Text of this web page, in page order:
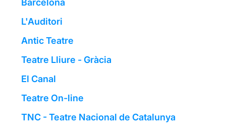
Barcelona
L'Auditori
Antic Teatre
Teatre Lliure - Gràcia
El Canal
Teatre On-line
TNC - Teatre Nacional de Catalunya